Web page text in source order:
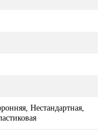
Нестандартная,